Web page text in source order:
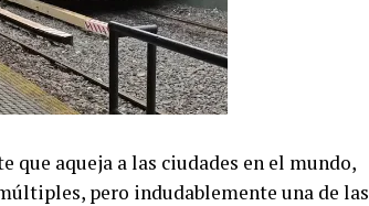
aqueja a las ciudades en el mundo,
pero indudablemente una de las